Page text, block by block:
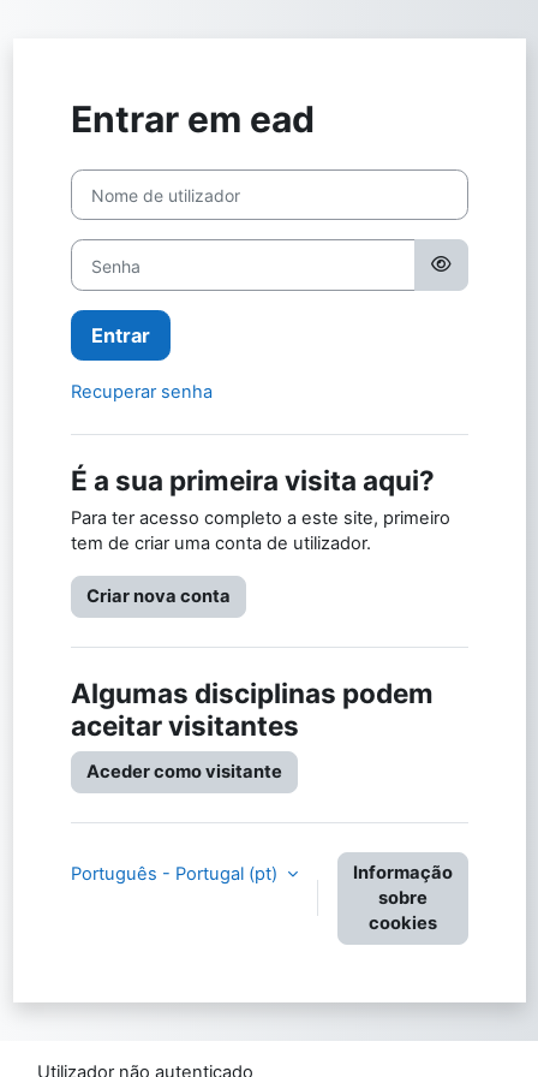
Entrar em ead
Ir para criar nova conta
Nome de utilizador
Senha
Entrar
Recuperar senha
É a sua primeira visita aqui?
Para ter acesso completo a este site, primeiro
tem de criar uma conta de utilizador.
Criar nova conta
Algumas disciplinas podem
aceitar visitantes
Aceder como visitante
Português - Portugal ‎(pt)‎
Informação
sobre
cookies
Utilizador não autenticado